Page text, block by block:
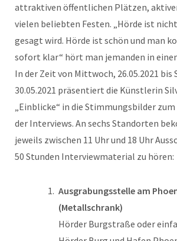
attraktiven öffentlichen Plätzen,
vielen beliebten Festen. „Hörde ist
gesagt wird. Hörde ist schön und man
sofort klar“ hört man jemanden in
In der Zeit von Mittwoch, 26.05.2021 bis
30.05.2021 präsentiert die Künstlerin
„Einblicke“ in die Stimmungsbilder
der Interviews. An sechs Standorten
jeweils zwischen 11 Uhr und 18 Uhr
50 Stunden Interviewmaterial zu hören:
Ausgrabungsstelle am
(Metallschrank)
Hörder Burgstraße oder